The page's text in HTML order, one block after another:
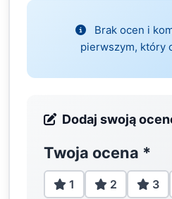
Brak ocen i
pierwszym, który
Dodaj swoją
Twoja ocena *
1 2 3